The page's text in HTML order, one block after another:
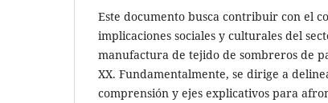
Este documento busca contribuir con el
implicaciones sociales y culturales del
manufactura de tejido de sombreros de
XX. Fundamentalmente, se dirige a
comprensión y ejes explicativos para